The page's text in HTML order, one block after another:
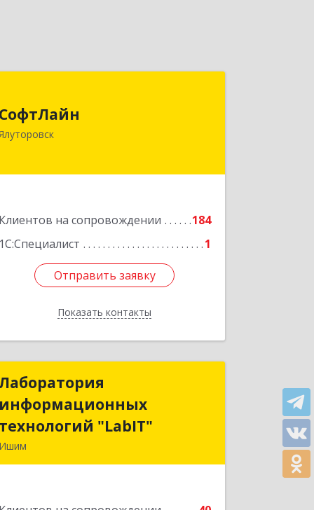
СофтЛайн
Клиентов на сопровождении
184
1С:Специалист
1
Отправить заявку
Показать контакты
627010, Тюменская обл, Ялуторовский
р-н, Ялуторовск г, Ленина ул, дом №
Отправить заявку
Назад
информационных
технологий "LabIT"
Ишим
информационных
технологий "LabIT"